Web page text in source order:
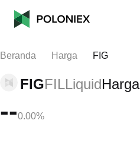
Beranda Harga FIG
FIGFILLiquidHarga
--0.00%